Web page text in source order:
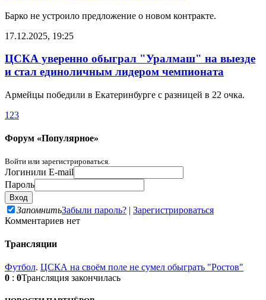
Барко не устроило предложение о новом контракте.
17.12.2025, 19:25
ЦСКА уверенно обыграл "Уралмаш" на выезде
и стал единоличным лидером чемпионата
Армейцы победили в Екатеринбурге с разницей в 22 очка.
1 23
Форум «Популярное»
Войти или зарегистрироваться.
Логинили E-mail
Пароль
ЗапомнитьЗабыли пароль? | Зарегистрироваться
Комментариев нет
Трансляции
Футбол. ЦСКА на своём поле не сумел обыграть "Ростов"
0 : 0Трансляция закончилась